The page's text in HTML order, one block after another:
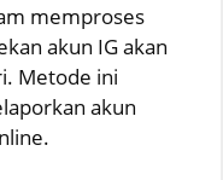
memproses
akun IG akan
Metode ini
akun